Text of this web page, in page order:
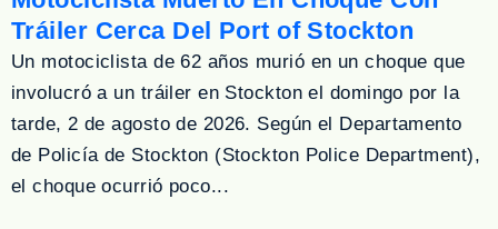
Tráiler Cerca Del Port of Stockton
Un motociclista de 62 años murió en un choque que
involucró a un tráiler en Stockton el domingo por la
tarde, 2 de agosto de 2026. Según el Departamento
de Policía de Stockton (Stockton Police Department),
el choque ocurrió poco...